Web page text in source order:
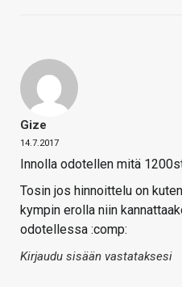
Gize
14.7.2017
Innolla odotellen mitä
Tosin jos hinnoittelu on
kympin erolla niin
odotellessa :comp:
Kirjaudu sisään vastataksesi